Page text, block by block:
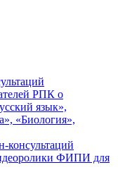
РПК о
язык»,
«Биология»,
ФИПИ для